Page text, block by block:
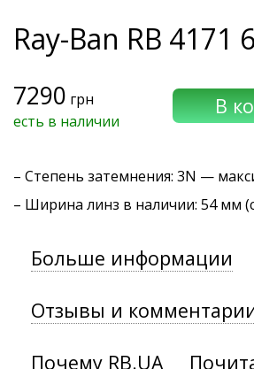
Ray-Ban RB 4171
7290 грн
есть в наличии
– Степень затемнения: 3N —
– Ширина линз в наличии: 54 мм
Больше информации
Отзывы и
Почему RB.UA